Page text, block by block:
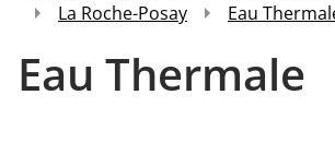
La Roche-Posay
Eau
Eau Thermale